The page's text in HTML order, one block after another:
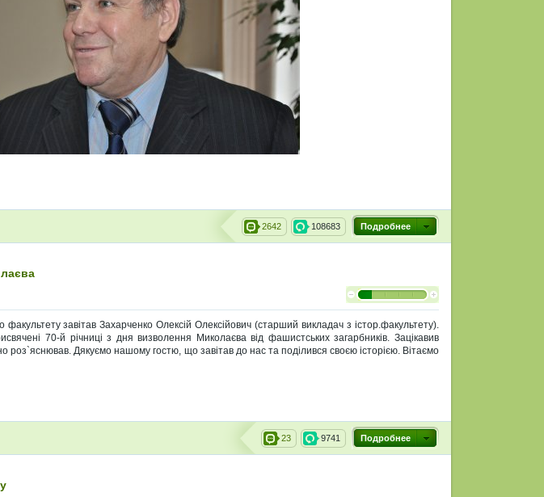
Подробнее
108683
2642
факультету завітав Захарченко Олексій Олексійович (старший викладач з істор.факультету).
70-й річниці з дня визволення Миколаєва від фашистських загарбників. Зацікавив
роз`яснював. Дякуємо нашому гостю, що завітав до нас та поділився своєю історією. Вітаємо
Подробнее
9741
23